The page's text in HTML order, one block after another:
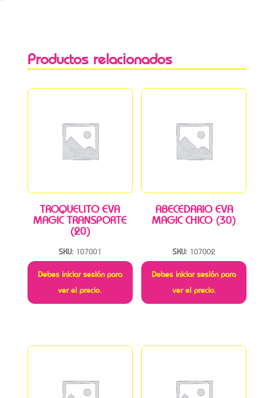
Productos relacionados
TROQUELITO EVA
MAGIC TRANSPORTE
(20)
SKU: 107001
Debes iniciar sesión para
ver el precio.
ABECEDARIO EVA
MAGIC CHICO (30)
SKU: 107002
Debes iniciar sesión para
ver el precio.